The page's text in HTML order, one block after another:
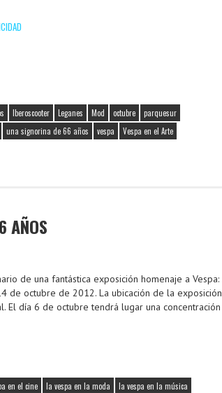
Iberoscooter Leganes Mod octubre
parquesur
una signorina de 66 años vespa
Vespa en el Arte
AÑOS
de una fantástica exposición homenaje a Vespa:
de octubre de 2012. La ubicación de la exposición
El día 6 de octubre tendrá lugar una concentración
en el cine la vespa en la moda
la vespa en la música